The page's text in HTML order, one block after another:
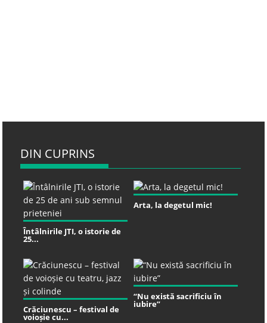
DIN CUPRINS
Întâlnirile JTI, o istorie de
25...
Arta, la degetul mic!
Crăciunescu – festival de
voioșie cu...
“Nu există sacrificiu în
iubire”